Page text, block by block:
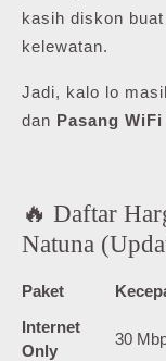
kasih diskon
kelewatan.
Jadi, kalo lo
dan Pasang
🔥 Daftar
Natuna
Paket
Internet
Only
30